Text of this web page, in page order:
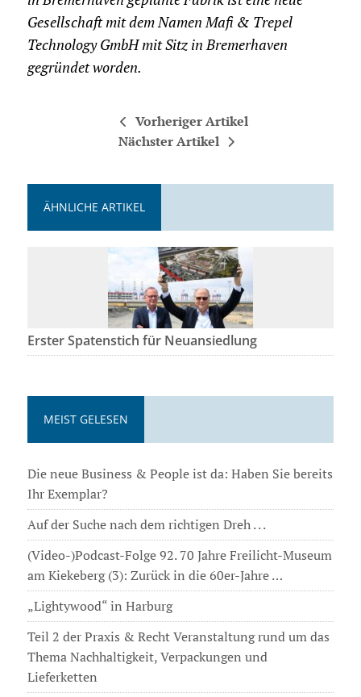
Gesellschaft mit dem Namen Mafi & Trepel
Technology GmbH mit Sitz in Bremerhaven
gegründet worden.
Vorheriger Artikel
Nächster Artikel
ÄHNLICHE ARTIKEL
Erster Spatenstich für Neuansiedlung
MEIST GELESEN
Die neue Business & People ist da: Haben Sie bereits
Ihr Exemplar?
Auf der Suche nach dem richtigen Dreh . . .
(Video-)Podcast-Folge 92. 70 Jahre Freilicht-Museum
am Kiekeberg (3): Zurück in die 60er-Jahre …
„Lightywood“ in Harburg
Teil 2 der Praxis & Recht Veranstaltung rund um das
Thema Nachhaltigkeit, Verpackungen und
Lieferketten